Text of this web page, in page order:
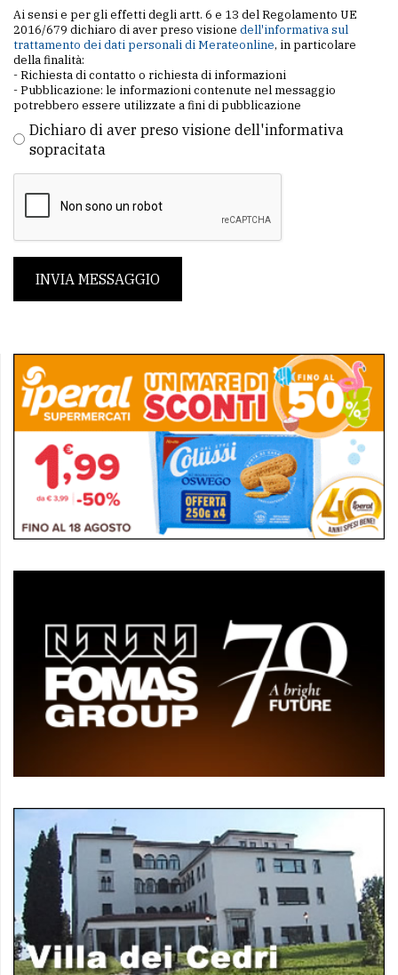
Ai sensi e per gli effetti degli artt. 6 e 13 del Regolamento UE
2016/679 dichiaro di aver preso visione dell'informativa sul
trattamento dei dati personali di Merateonline, in particolare
della finalità:
- Richiesta di contatto o richiesta di informazioni
- Pubblicazione: le informazioni contenute nel messaggio
potrebbero essere utilizzate a fini di pubblicazione
Dichiaro di aver preso visione dell'informativa
sopracitata
INVIA MESSAGGIO